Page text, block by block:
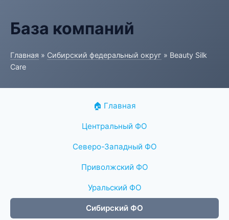
База компаний
Главная » Сибирский федеральный округ » Beauty Silk
Care
🏠 Главная
Центральный ФО
Северо-Западный ФО
Приволжский ФО
Уральский ФО
Сибирский ФО